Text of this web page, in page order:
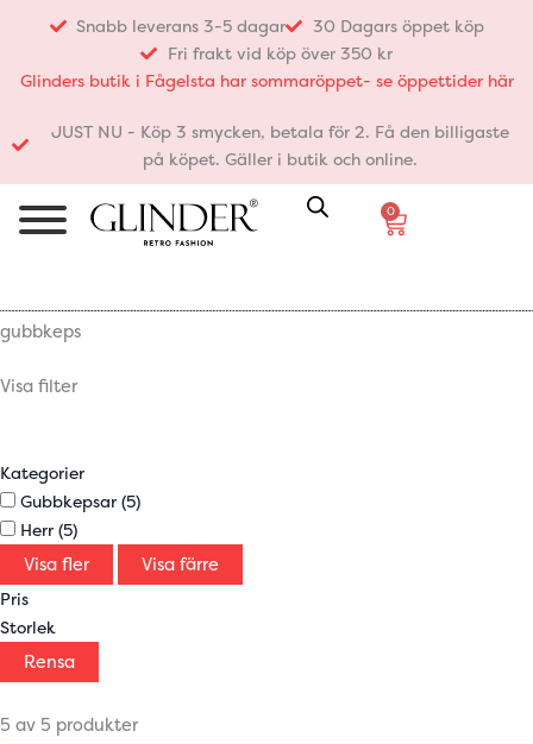
innehåll
Snabb leverans 3-5 dagar
30 Dagars öppet köp
Fri frakt vid köp över 350 kr
Glinders butik i Fågelsta har sommaröppet- se öppettider här
JUST NU - Köp 3 smycken, betala för 2. Få den billigaste
på köpet. Gäller i butik och online.
0
Varukorg
gubbkeps
Visa filter
Kategorier
Gubbkepsar (5)
Herr (5)
Visa fler Visa färre
Pris
Storlek
Rensa
5 av 5 produkter